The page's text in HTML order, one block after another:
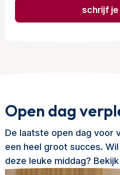
schrijf je
Open dag
De laatste open dag voor
een heel groot succes.
deze leuke middag?